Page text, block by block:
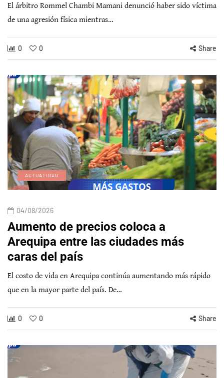
El árbitro Rommel Chambi Mamani denunció haber sido víctima
de una agresión física mientras…
0 0 Share
ACTUALIDAD
04/08/2026
Aumento de precios coloca a
Arequipa entre las ciudades más
caras del país
El costo de vida en Arequipa continúa aumentando más rápido
que en la mayor parte del país. De…
0 0 Share